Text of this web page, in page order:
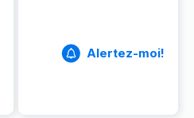
Alertez-moi!